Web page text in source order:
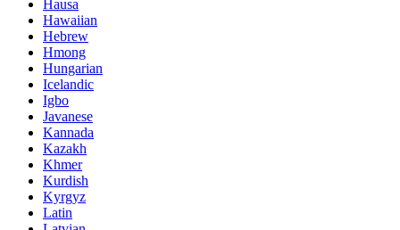
Hausa
Hawaiian
Hebrew
Hmong
Hungarian
Icelandic
Igbo
Javanese
Kannada
Kazakh
Khmer
Kurdish
Kyrgyz
Latin